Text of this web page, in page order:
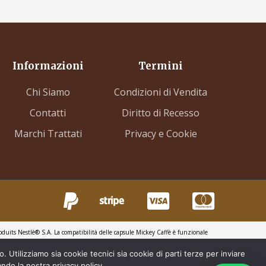
Informazioni
Chi Siamo
Contatti
Marchi Trattati
Termini
Condizioni di Vendita
Diritto di Recesso
Privacy e Cookie
Nestlè® S.A. La compatibilità delle capsule Mickey Caffè è funzionale
ad uso domestico Lavazza ® Espresso Point ® – Lavazza ® A Modo Mio ®.
Utilizziamo sia cookie tecnici sia cookie di parti terze per inviare